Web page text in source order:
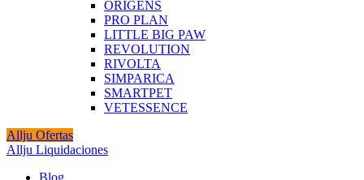
ORIGENS
PRO PLAN
LITTLE BIG PAW
REVOLUTION
RIVOLTA
SIMPARICA
SMARTPET
VETESSENCE
Allju Ofertas
Allju Liquidaciones
Blog